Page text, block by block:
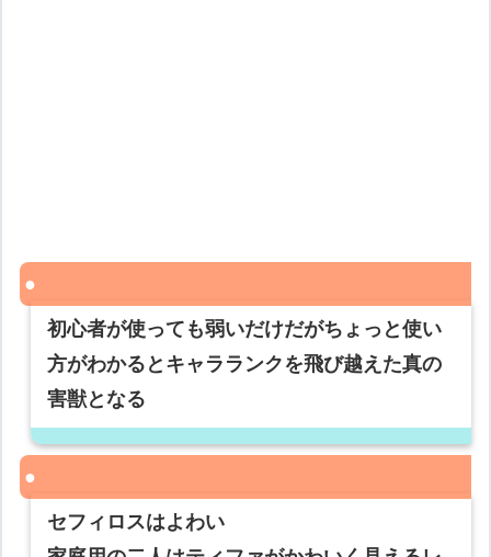
初心者が使っても弱いだけだがちょっと使い
方がわかるとキャラランクを飛び越えた真の
害獣となる
セフィロスはよわい